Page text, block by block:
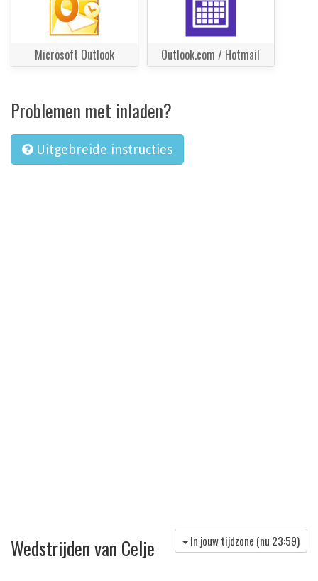
Microsoft Outlook Outlook.com / Hotmail
Problemen met inladen?
Uitgebreide instructies
Wedstrijden van Celje In jouw tijdzone (nu 23:59)